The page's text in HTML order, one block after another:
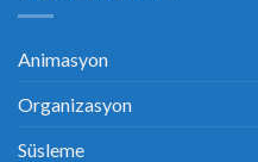
Animasyon
Organizasyon
Süsleme